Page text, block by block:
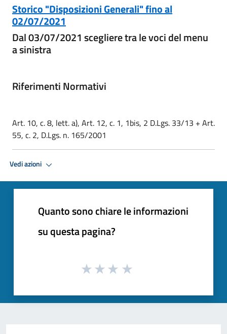
Storico "Disposizioni Generali" fino al
02/07/2021
Dal 03/07/2021 scegliere tra le voci del menu
a sinistra
Riferimenti Normativi
Art. 10, c. 8, lett. a), Art. 12, c. 1, 1bis, 2 D.Lgs. 33/13 + Art.
55, c. 2, D.Lgs. n. 165/2001
Vedi azioni
Quanto sono chiare le informazioni
su questa pagina?